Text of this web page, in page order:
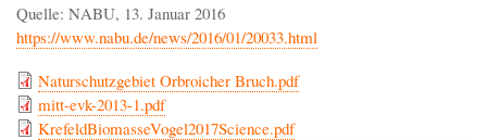
Quelle: NABU, 13. Januar 2016
https://www.nabu.de/news/2016/01/20033.html
Naturschutzgebiet Orbroicher Bruch.pdf
mitt-evk-2013-1.pdf
KrefeldBiomasseVogel2017Science.pdf